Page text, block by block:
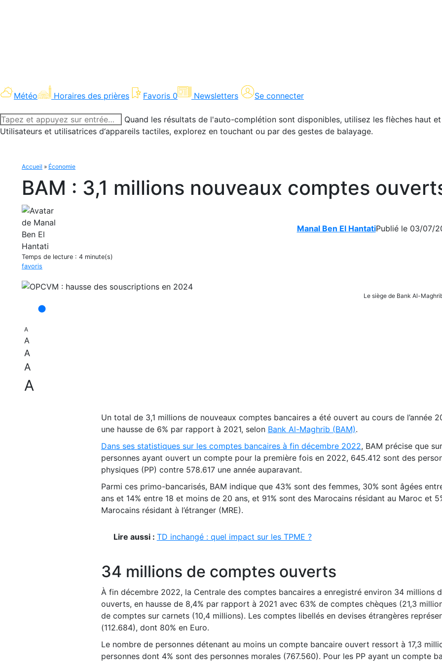
Météo Horaires des prières Favoris 0 Newsletters Se connecter
Recherche
:
Quand les résultats de l'auto-complétion sont disponibles, utilisez les flèches haut
Utilisateurs et utilisatrices d‘appareils tactiles, explorez en touchant ou par des gestes de balayage.
Accueil » Économie
BAM : 3,1 millions nouveaux comptes
Manal Ben El HantatiPublié le 03/07/
Temps de lecture : 4 minute(s)
favoris
Le siège de Bank Al-
A
A
A
A
A
Un total de 3,1 millions de nouveaux comptes bancaires a été ouvert au cours de l’année
une hausse de 6% par rapport à 2021, selon Bank Al-Maghrib (BAM).
Dans ses statistiques sur les comptes bancaires à fin décembre 2022, BAM précise que
personnes ayant ouvert un compte pour la première fois en 2022, 645.412 sont des
physiques (PP) contre 578.617 une année auparavant.
Parmi ces primo-bancarisés, BAM indique que 43% sont des femmes, 30% sont âgées
ans et 14% entre 18 et moins de 20 ans, et 91% sont des Marocains résidant au Maroc et
Marocains résidant à l’étranger (MRE).
Lire aussi : TD inchangé : quel impact sur les TPME ?
34 millions de comptes ouverts
À fin décembre 2022, la Centrale des comptes bancaires a enregistré environ 34 millions
ouverts, en hausse de 8,4% par rapport à 2021 avec 63% de comptes chèques (21,3
de comptes sur carnets (10,4 millions). Les comptes libellés en devises étrangères
(112.684), dont 80% en Euro.
Le nombre de personnes détenant au moins un compte bancaire ouvert ressort à 17,3
personnes dont 4% sont des personnes morales (767.560). Pour les PP ayant un compte